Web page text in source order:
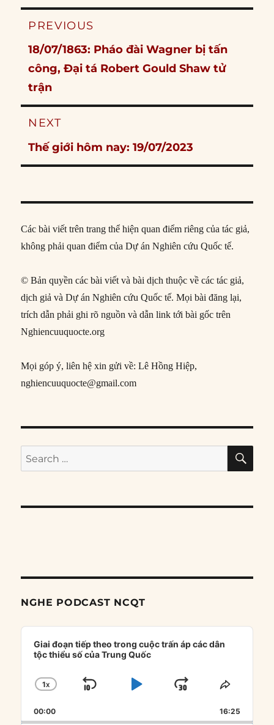
Post
PREVIOUS
Previous
post:
18/07/1863: Pháo đài Wagner bị tấn
công, Đại tá Robert Gould Shaw tử
trận
NEXT
Next
post:
Thế giới hôm nay: 19/07/2023
Các bài viết trên trang thể hiện quan điểm riêng của tác giả,
không phải quan điểm của Dự án Nghiên cứu Quốc tế.
© Bản quyền các bài viết và bài dịch thuộc về các tác giả,
dịch giả và Dự án Nghiên cứu Quốc tế. Mọi bài đăng lại,
trích dẫn phải ghi rõ nguồn và dẫn link tới bài gốc trên
Nghiencuuquocte.org
Mọi góp ý, liên hệ xin gửi về: Lê Hồng Hiệp,
nghiencuuquocte@gmail.com
Search
for:
NGHE PODCAST NCQT
Audio
Player
Giai đoạn tiếp theo trong cuộc trấn áp các dân
tộc thiểu số của Trung Quốc
CHANGE
RATE
1X
SKIP
PLAYJUMP
FORWARD
SHARE
00:00 16:25